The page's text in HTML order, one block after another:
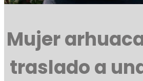
Mujer
traslado a